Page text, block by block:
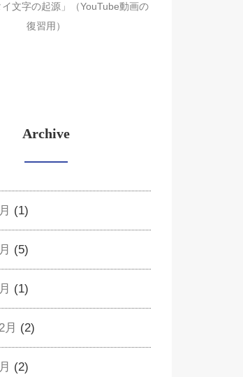
文字の起源」（YouTube動画の
復習用）
Archive
(1)
(5)
(1)
月 (2)
(2)